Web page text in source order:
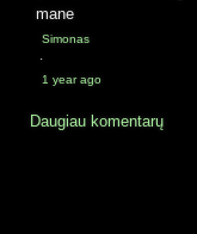
mane
Simonas
·
1 year ago
Daugiau komentarų